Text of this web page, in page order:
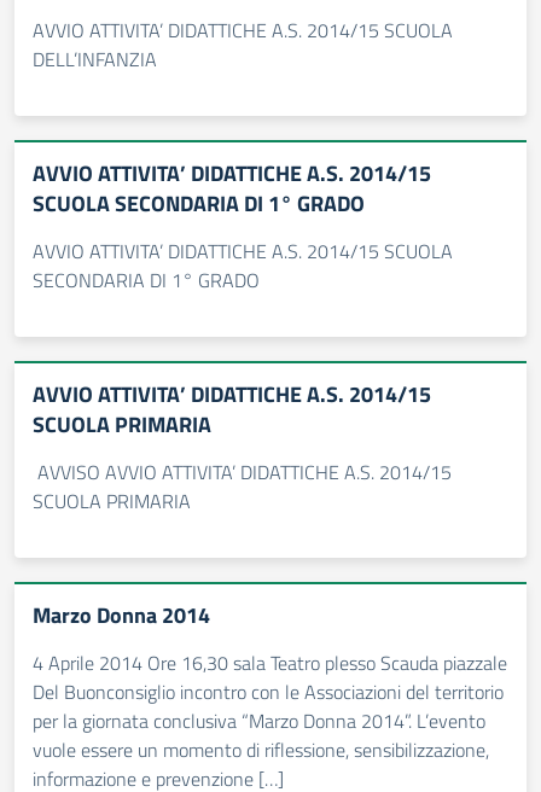
AVVIO ATTIVITA’ DIDATTICHE A.S. 2014/15 SCUOLA
DELL’INFANZIA
AVVIO ATTIVITA’ DIDATTICHE A.S. 2014/15
SCUOLA SECONDARIA DI 1° GRADO
AVVIO ATTIVITA’ DIDATTICHE A.S. 2014/15 SCUOLA
SECONDARIA DI 1° GRADO
AVVIO ATTIVITA’ DIDATTICHE A.S. 2014/15
SCUOLA PRIMARIA
AVVISO AVVIO ATTIVITA’ DIDATTICHE A.S. 2014/15
SCUOLA PRIMARIA
Marzo Donna 2014
4 Aprile 2014 Ore 16,30 sala Teatro plesso Scauda piazzale
Del Buonconsiglio incontro con le Associazioni del territorio
per la giornata conclusiva “Marzo Donna 2014”. L’evento
vuole essere un momento di riflessione, sensibilizzazione,
informazione e prevenzione […]